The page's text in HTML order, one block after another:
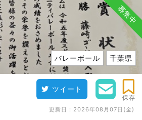
募集中
バレーボール 千葉県
ツイート
保存
更新日： 2026年08月07日(金)